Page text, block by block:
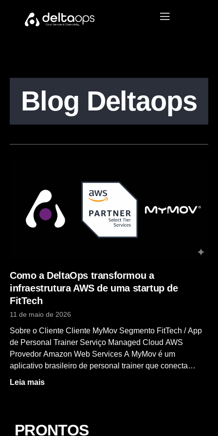
Blog Deltaops
Como a DeltaOps transformou a
infraestrutura AWS de uma startup de
FitTech
11 de maio de 2026
Sobre o Cliente Cliente MyMov Segmento FitTech / App
de Personal Trainer Serviço Managed Cloud AWS
Provedor Amazon Web Services A MyMov é um
aplicativo brasileiro de personal trainer que conecta
alunos a profissionais de educação física, oferecendo
formada por apenas um desenvolvedor —, a startup
Leia mais
PRONTOS